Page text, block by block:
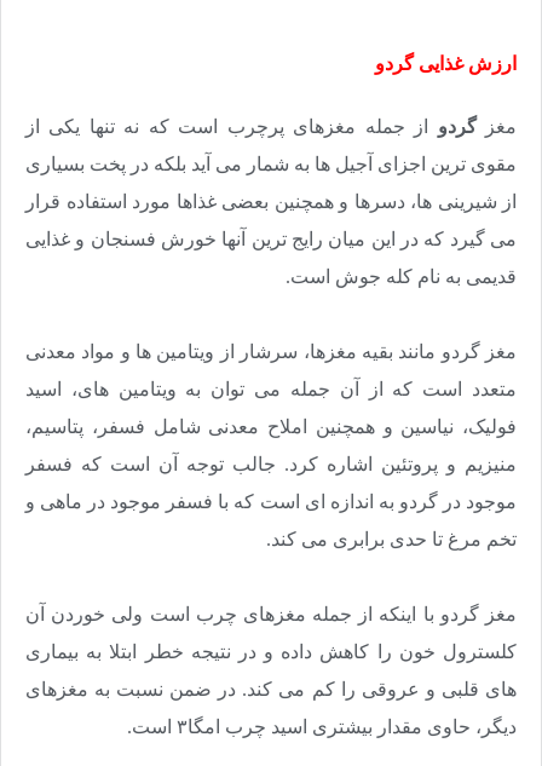
ارزش غذایی گردو
مغزگردو
از جمله مغزهای پرچرب است که نه تنها یکی از
مقوی ترین اجزای آجیل ها به شمار می آید بلکه در پخت بسیاری
از شیرینی ها، دسرها و همچنین بعضی غذاها مورد استفاده قرار
می گیرد که در این میان رایج ترین آنها خورش فسنجان و غذایی
قدیمی به نام کله جوش است.
مغز گردو مانند بقیه مغزها، سرشار از ویتامین ها و مواد معدنی
متعدد است که از آن جمله می توان به ویتامین های، اسید
فولیک، نیاسین و همچنین املاح معدنی شامل فسفر، پتاسیم،
منیزیم و پروتئین اشاره کرد. جالب توجه آن است که فسفر
موجود در گردو به اندازه ای است که با فسفر موجود در ماهی و
تخم مرغ تا حدی برابری می کند.
مغز گردو با اینکه از جمله مغزهای چرب است ولی خوردن آن
کلسترول خون را کاهش داده و در نتیجه خطر ابتلا به بیماری
های قلبی و عروقی را کم می کند. در ضمن نسبت به مغزهای
دیگر، حاوی مقدار بیشتری اسید چرب امگا۳ است
.